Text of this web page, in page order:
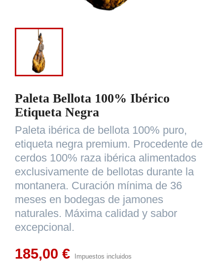
Paleta Bellota 100% Ibérico
Etiqueta Negra
Paleta ibérica de bellota 100% puro,
etiqueta negra premium. Procedente de
cerdos 100% raza ibérica alimentados
exclusivamente de bellotas durante la
montanera. Curación mínima de 36
meses en bodegas de jamones
naturales. Máxima calidad y sabor
excepcional.
185,00 € Impuestos incluidos